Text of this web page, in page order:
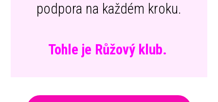
podpora na každém kroku.
Tohle je Růžový klub.